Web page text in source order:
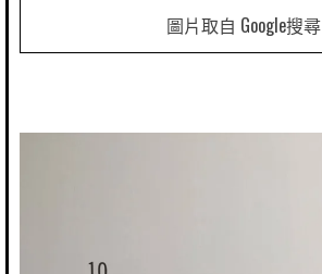
圖片取自 Google搜尋